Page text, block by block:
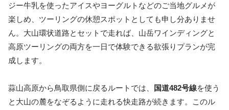
ジー牛乳を使ったアイスやヨーグルトなどのご当地グルメが
楽しめ、ツーリングの休憩スポットとしても申し分ありませ
ん。大山環状道路とセットで走れば、山岳ワインディングと
高原ツーリングの両方を一日で体験できる欲張りプランが完
成します。
蒜山高原から鳥取県側に戻るルートでは、 国道482号線を使う
と大山の麓をなぞるように走れる快走路が続きます。このル